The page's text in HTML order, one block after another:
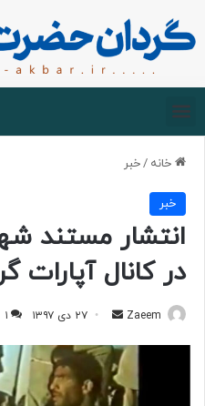
خانه /خبر
خبر
انتشار مستند
در کانال آپارات
Zaeem ۲۷ دی ۱۳۹۷ ۱